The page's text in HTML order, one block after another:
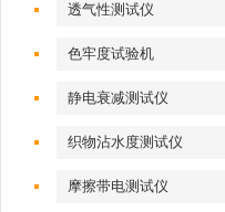
透气性测试仪
色牢度试验机
静电衰减测试仪
织物沾水度测试仪
摩擦带电测试仪